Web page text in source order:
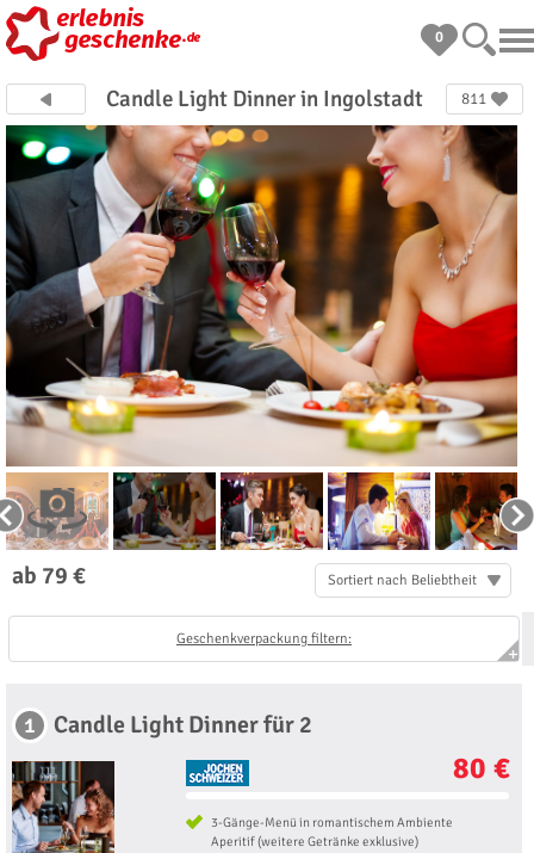
0
Candle Light Dinner in Ingolstadt 811
ab 79 € Sortiert nach Beliebtheit
Geschenkverpackung filtern:
1 Candle Light Dinner für 2
80 €
3-Gänge-Menü in romantischem Ambiente
Aperitif (weitere Getränke exklusive)